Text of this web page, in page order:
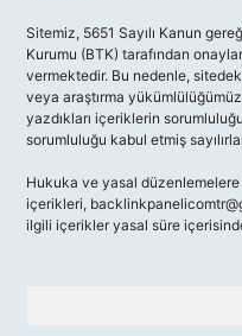
Sitemiz, 5651 Sayılı Kanun
Kurumu (BTK) tarafından
vermektedir. Bu nedenle,
veya araştırma
yazdıkları içeriklerin
sorumluluğu kabul etmiş
Hukuka ve yasal düzenlemelere
içerikleri,
ilgili içerikler yasal süre